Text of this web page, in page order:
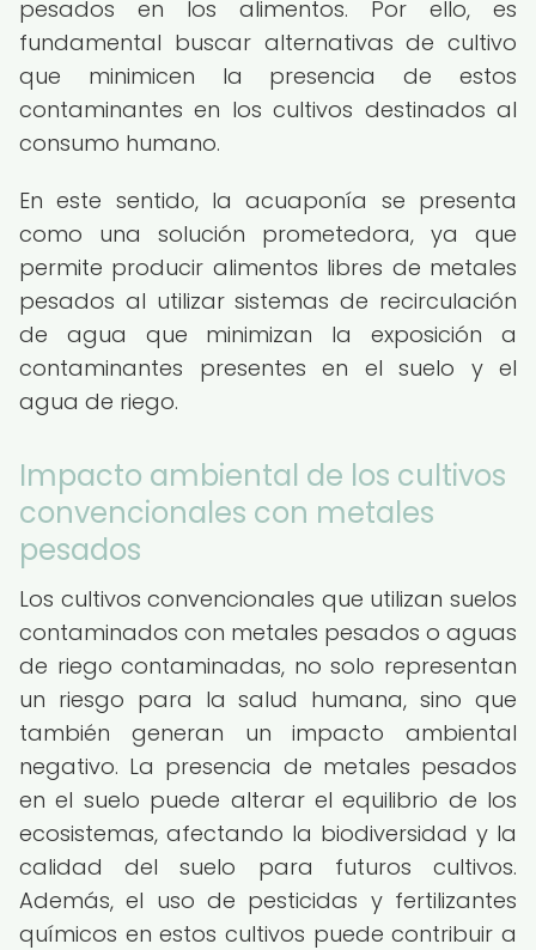
pesados en los alimentos. Por ello, es
fundamental buscar alternativas de cultivo
que minimicen la presencia de estos
contaminantes en los cultivos destinados al
consumo humano.
En este sentido, la acuaponía se presenta
como una solución prometedora, ya que
permite producir alimentos libres de metales
pesados al utilizar sistemas de recirculación
de agua que minimizan la exposición a
contaminantes presentes en el suelo y el
agua de riego.
Impacto ambiental de los cultivos
convencionales con metales
pesados
Los cultivos convencionales que utilizan suelos
contaminados con metales pesados o aguas
de riego contaminadas, no solo representan
un riesgo para la salud humana, sino que
también generan un impacto ambiental
negativo. La presencia de metales pesados
en el suelo puede alterar el equilibrio de los
ecosistemas, afectando la biodiversidad y la
calidad del suelo para futuros cultivos.
Además, el uso de pesticidas y fertilizantes
químicos en estos cultivos puede contribuir a